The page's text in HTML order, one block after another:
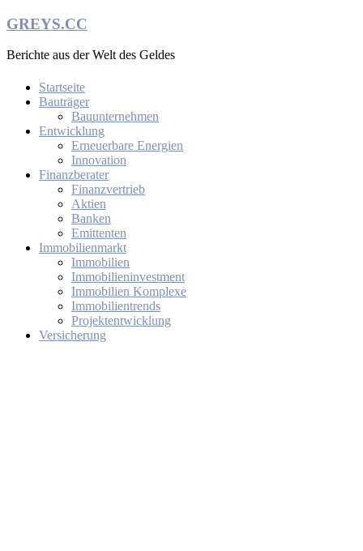
Zum
springen
GREYS.CC
Berichte aus der Welt des Geldes
Startseite
Bauträger
Bauunternehmen
Entwicklung
Erneuerbare Energien
Innovation
Finanzberater
Finanzvertrieb
Aktien
Banken
Emittenten
Immobilienmarkt
Immobilien
Immobilieninvestment
Immobilien Komplexe
Immobilientrends
Projektentwicklung
Versicherung